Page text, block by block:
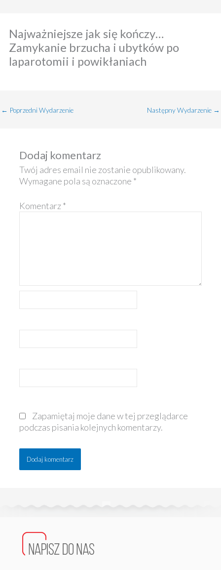
Najważniejsze jak się kończy…
Zamykanie brzucha i ubytków po
laparotomii i powikłaniach
← Poprzedni Wydarzenie Następny Wydarzenie →
Dodaj komentarz
Twój adres email nie zostanie opublikowany.
Wymagane pola są oznaczone *
Komentarz*
mail*
internetowa
Zapamiętaj moje dane w tej przeglądarce
podczas pisania kolejnych komentarzy.